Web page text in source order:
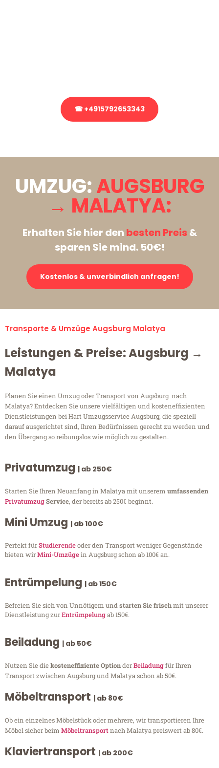
☎ +4915792653343
UMZUG:AUGSBURG
→ MALATYA:
Erhalten Sie hier den besten Preis&
sparen Sie mind. 50€!
Kostenlos & unverbindlich anfragen!
Transporte & Umzüge Augsburg Malatya
Leistungen & Preise: Augsburg →
Malatya
Planen Sie einen Umzug oder Transport von Augsburg nach
Malatya? Entdecken Sie unsere vielfältigen und kosteneffizienten
Dienstleistungen bei Hart Umzugsservice Augsburg, die speziell
darauf ausgerichtet sind, Ihren Bedürfnissen gerecht zu werden und
den Übergang so reibungslos wie möglich zu gestalten.
Privatumzug | ab 250€
Starten Sie Ihren Neuanfang in Malatya mit unserem umfassenden
PrivatumzugService, der bereits ab 250€ beginnt.
Mini Umzug | ab 100€
Perfekt fürStudierendeoder den Transport weniger Gegenstände
bieten wirMini-Umzügein Augsburg schon ab 100€ an.
Entrümpelung | ab 150€
Befreien Sie sich von Unnötigem undstarten Sie frischmit unserer
Dienstleistung zurEntrümpelungab 150€.
Beiladung | ab 50€
Nutzen Sie diekosteneffiziente OptionderBeiladungfür Ihren
Transport zwischen Augsburg und Malatya schon ab 50€.
Möbeltransport | ab 80€
Ob ein einzelnes Möbelstück oder mehrere, wir transportieren Ihre
Möbel sicher beim Möbeltransportnach Malatya preiswert ab 80€.
Klaviertransport | ab 200€